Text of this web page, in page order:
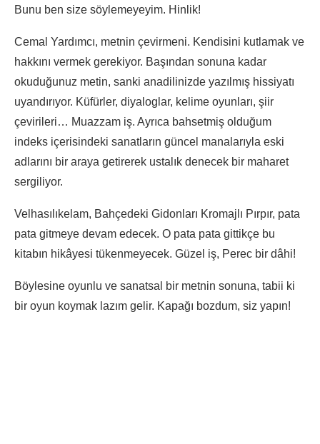
Bunu ben size söylemeyeyim. Hinlik!
Cemal Yardımcı, metnin çevirmeni. Kendisini kutlamak ve
hakkını vermek gerekiyor. Başından sonuna kadar
okuduğunuz metin, sanki anadilinizde yazılmış hissiyatı
uyandırıyor. Küfürler, diyaloglar, kelime oyunları, şiir
çevirileri… Muazzam iş. Ayrıca bahsetmiş olduğum
indeks içerisindeki sanatların güncel manalarıyla eski
adlarını bir araya getirerek ustalık denecek bir maharet
sergiliyor.
Velhasılıkelam, Bahçedeki Gidonları Kromajlı Pırpır, pata
pata gitmeye devam edecek. O pata pata gittikçe bu
kitabın hikâyesi tükenmeyecek. Güzel iş, Perec bir dâhi!
Böylesine oyunlu ve sanatsal bir metnin sonuna, tabii ki
bir oyun koymak lazım gelir. Kapağı bozdum, siz yapın!